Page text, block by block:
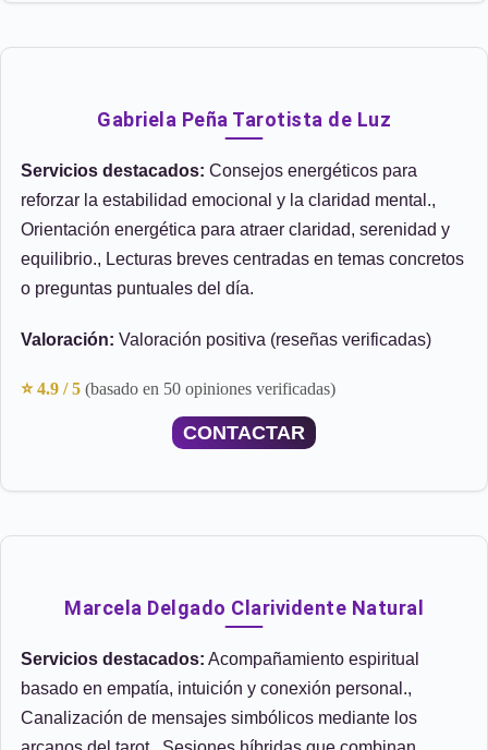
Gabriela Peña Tarotista de Luz
Servicios destacados: Consejos energéticos para
reforzar la estabilidad emocional y la claridad mental.,
Orientación energética para atraer claridad, serenidad y
equilibrio., Lecturas breves centradas en temas concretos
o preguntas puntuales del día.
Valoración: Valoración positiva (reseñas verificadas)
⭐ 4.9 / 5 (basado en 50 opiniones verificadas)
CONTACTAR
Marcela Delgado Clarividente Natural
Servicios destacados: Acompañamiento espiritual
basado en empatía, intuición y conexión personal.,
Canalización de mensajes simbólicos mediante los